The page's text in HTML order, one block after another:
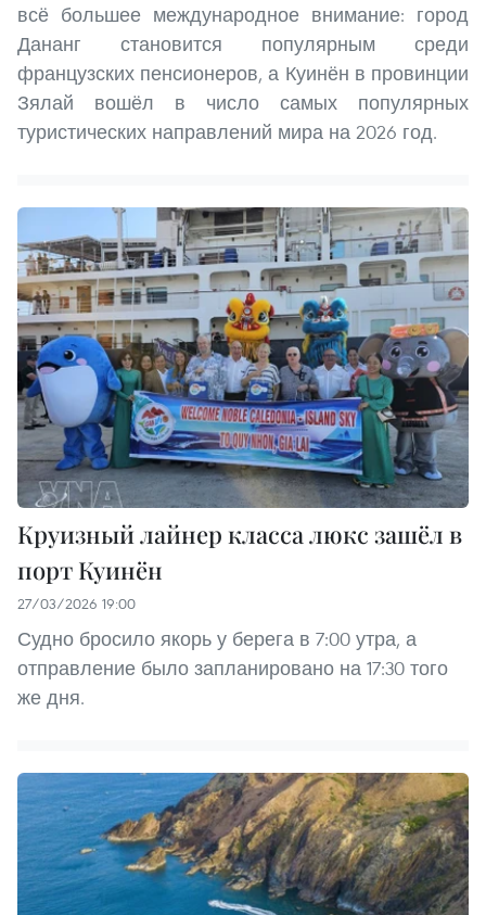
всё большее международное внимание: город
Дананг становится популярным среди
французских пенсионеров, а Куинён в провинции
Зялай вошёл в число самых популярных
туристических направлений мира на 2026 год.
Круизный лайнер класса люкс зашёл в
порт Куинён
27/03/2026 19:00
Судно бросило якорь у берега в 7:00 утра, а
отправление было запланировано на 17:30 того
же дня.